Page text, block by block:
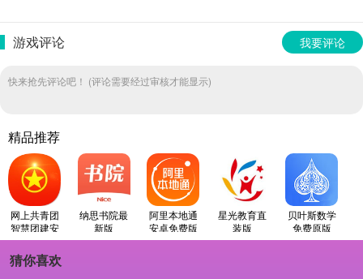
游戏评论 我要评论
快来抢先评论吧！ (评论需要经过审核才能显示)
精品推荐
网上共青团
智慧团建安
卓版
纳思书院最
新版
阿里本地通
安卓免费版
星光教育直
装版
贝叶斯数学
免费原版
猜你喜欢